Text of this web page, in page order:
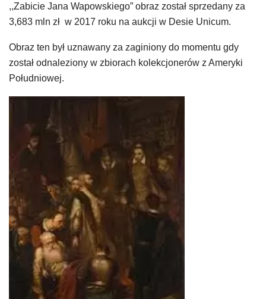
,,Zabicie Jana Wapowskiego” obraz został sprzedany za
3,683 mln zł w 2017 roku na aukcji w Desie Unicum.
Obraz ten był uznawany za zaginiony do momentu gdy
został odnaleziony w zbiorach kolekcjonerów z Ameryki
Południowej.